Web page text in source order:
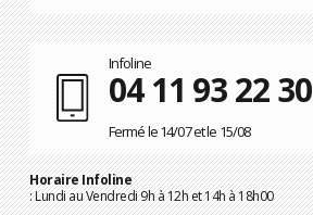
Infoline
04 11 93 22 30
Fermé le 14/07 et le 15/08
Horaire Infoline
: Lundi au Vendredi 9h à 12h et 14h à 18h00